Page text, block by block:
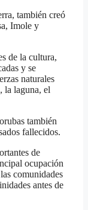
también creó
Imole y
de la cultura,
y se
naturales
la laguna, el
también
fallecidos.
de
ocupación
comunidades
antes de